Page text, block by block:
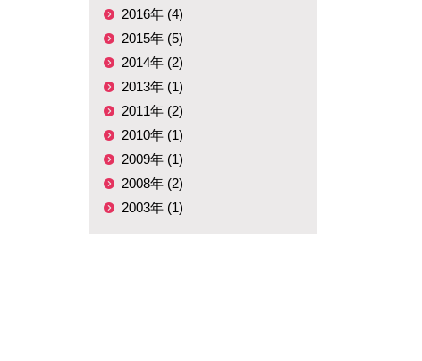
2016年 (4)
2015年 (5)
2014年 (2)
2013年 (1)
2011年 (2)
2010年 (1)
2009年 (1)
2008年 (2)
2003年 (1)